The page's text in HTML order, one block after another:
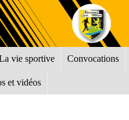
vie sportive Convocations
et vidéos